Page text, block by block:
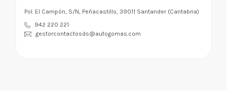
Pol. El Campón, S/N, Peñacastillo, 39011 Santander (Cantabria)
942 220 221
gestorcontactosds@autogomas.com